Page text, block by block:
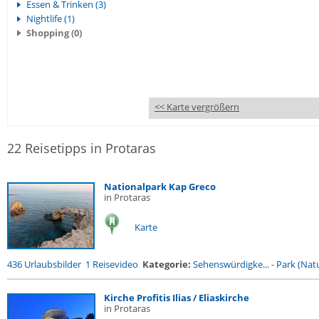
Essen & Trinken (3)
Nightlife (1)
Shopping (0)
<< Karte vergrößern
22 Reisetipps in Protaras
Nationalpark Kap Greco
in Protaras
Karte
436 Urlaubsbilder 1 Reisevideo Kategorie: Sehenswürdigke...- Park
Kirche Profitis Ilias / Eliaskirche
in Protaras